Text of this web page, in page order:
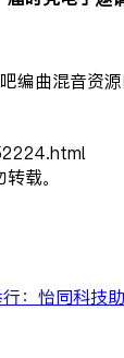
编曲混音资
载。
：怡同科技